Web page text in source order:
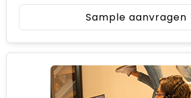
Sample aanvragen